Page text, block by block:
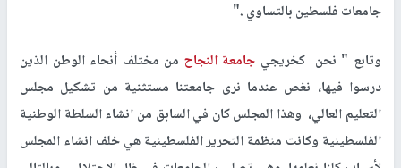
جامعات فلسطين بالتساوي ."
وتابع " نحن كخريجي جامعة النجاح من مختلف أنحاء الوطن الذين
درسوا فيها، نغص عندما نرى جامعتنا مستثنية من تشكيل مجلس
التعليم العالي، وهذا المجلس كان في السابق من انشاء السلطة الوطنية
الفلسطينية وكانت منظمة التحرير الفلسطينية هي خلف انشاء المجلس